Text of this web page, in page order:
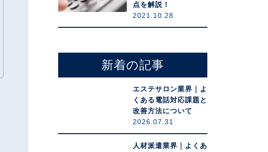
点を解説！
2021.10.28
新着の記事
エステサロン業界｜よ
くある電話対応課題と
改善方法について
2026.07.31
人材派遣業界｜よくあ